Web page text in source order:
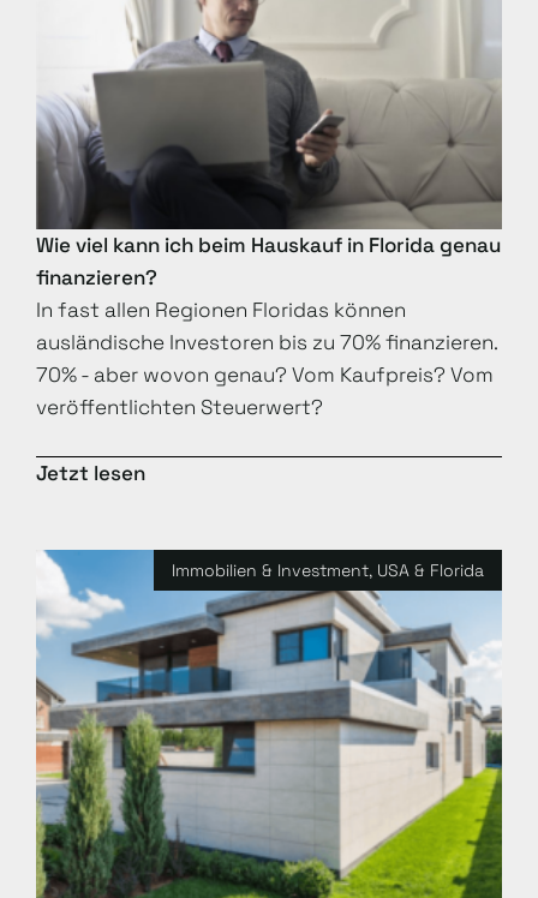
Wie viel kann ich beim Hauskauf in Florida genau
finanzieren?
In fast allen Regionen Floridas können
ausländische Investoren bis zu 70% finanzieren.
70% - aber wovon genau? Vom Kaufpreis? Vom
veröffentlichten Steuerwert?
Jetzt lesen
Immobilien & Investment, USA & Florida